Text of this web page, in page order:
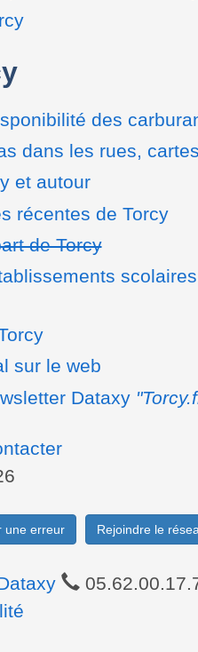
des
dans les rues,
et autour
récentes de Torcy
de Torcy
sur le web
Dataxy
une erreur Rejoindre le